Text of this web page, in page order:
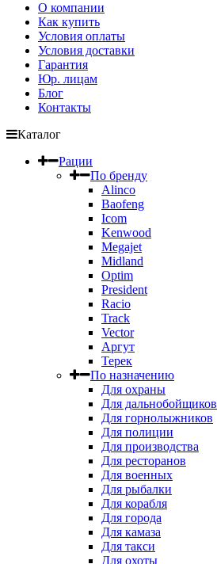
О компании
Как купить
Условия оплаты
Условия доставки
Гарантия
Юр. лицам​
Блог
Контакты
Каталог
Рации
По бренду
Alinco
Baofeng
Icom
Kenwood
Megajet
Midland
Optim
President
Racio
Track
Vector
Аргут
Терек
По назначению
Для охраны
Для дальнобойщиков
Для горнолыжников
Для полиции
Для производства
Для ресторанов
Для военных
Для рыбалки
Для корабля
Для города
Для камаза
Для такси
Для охоты